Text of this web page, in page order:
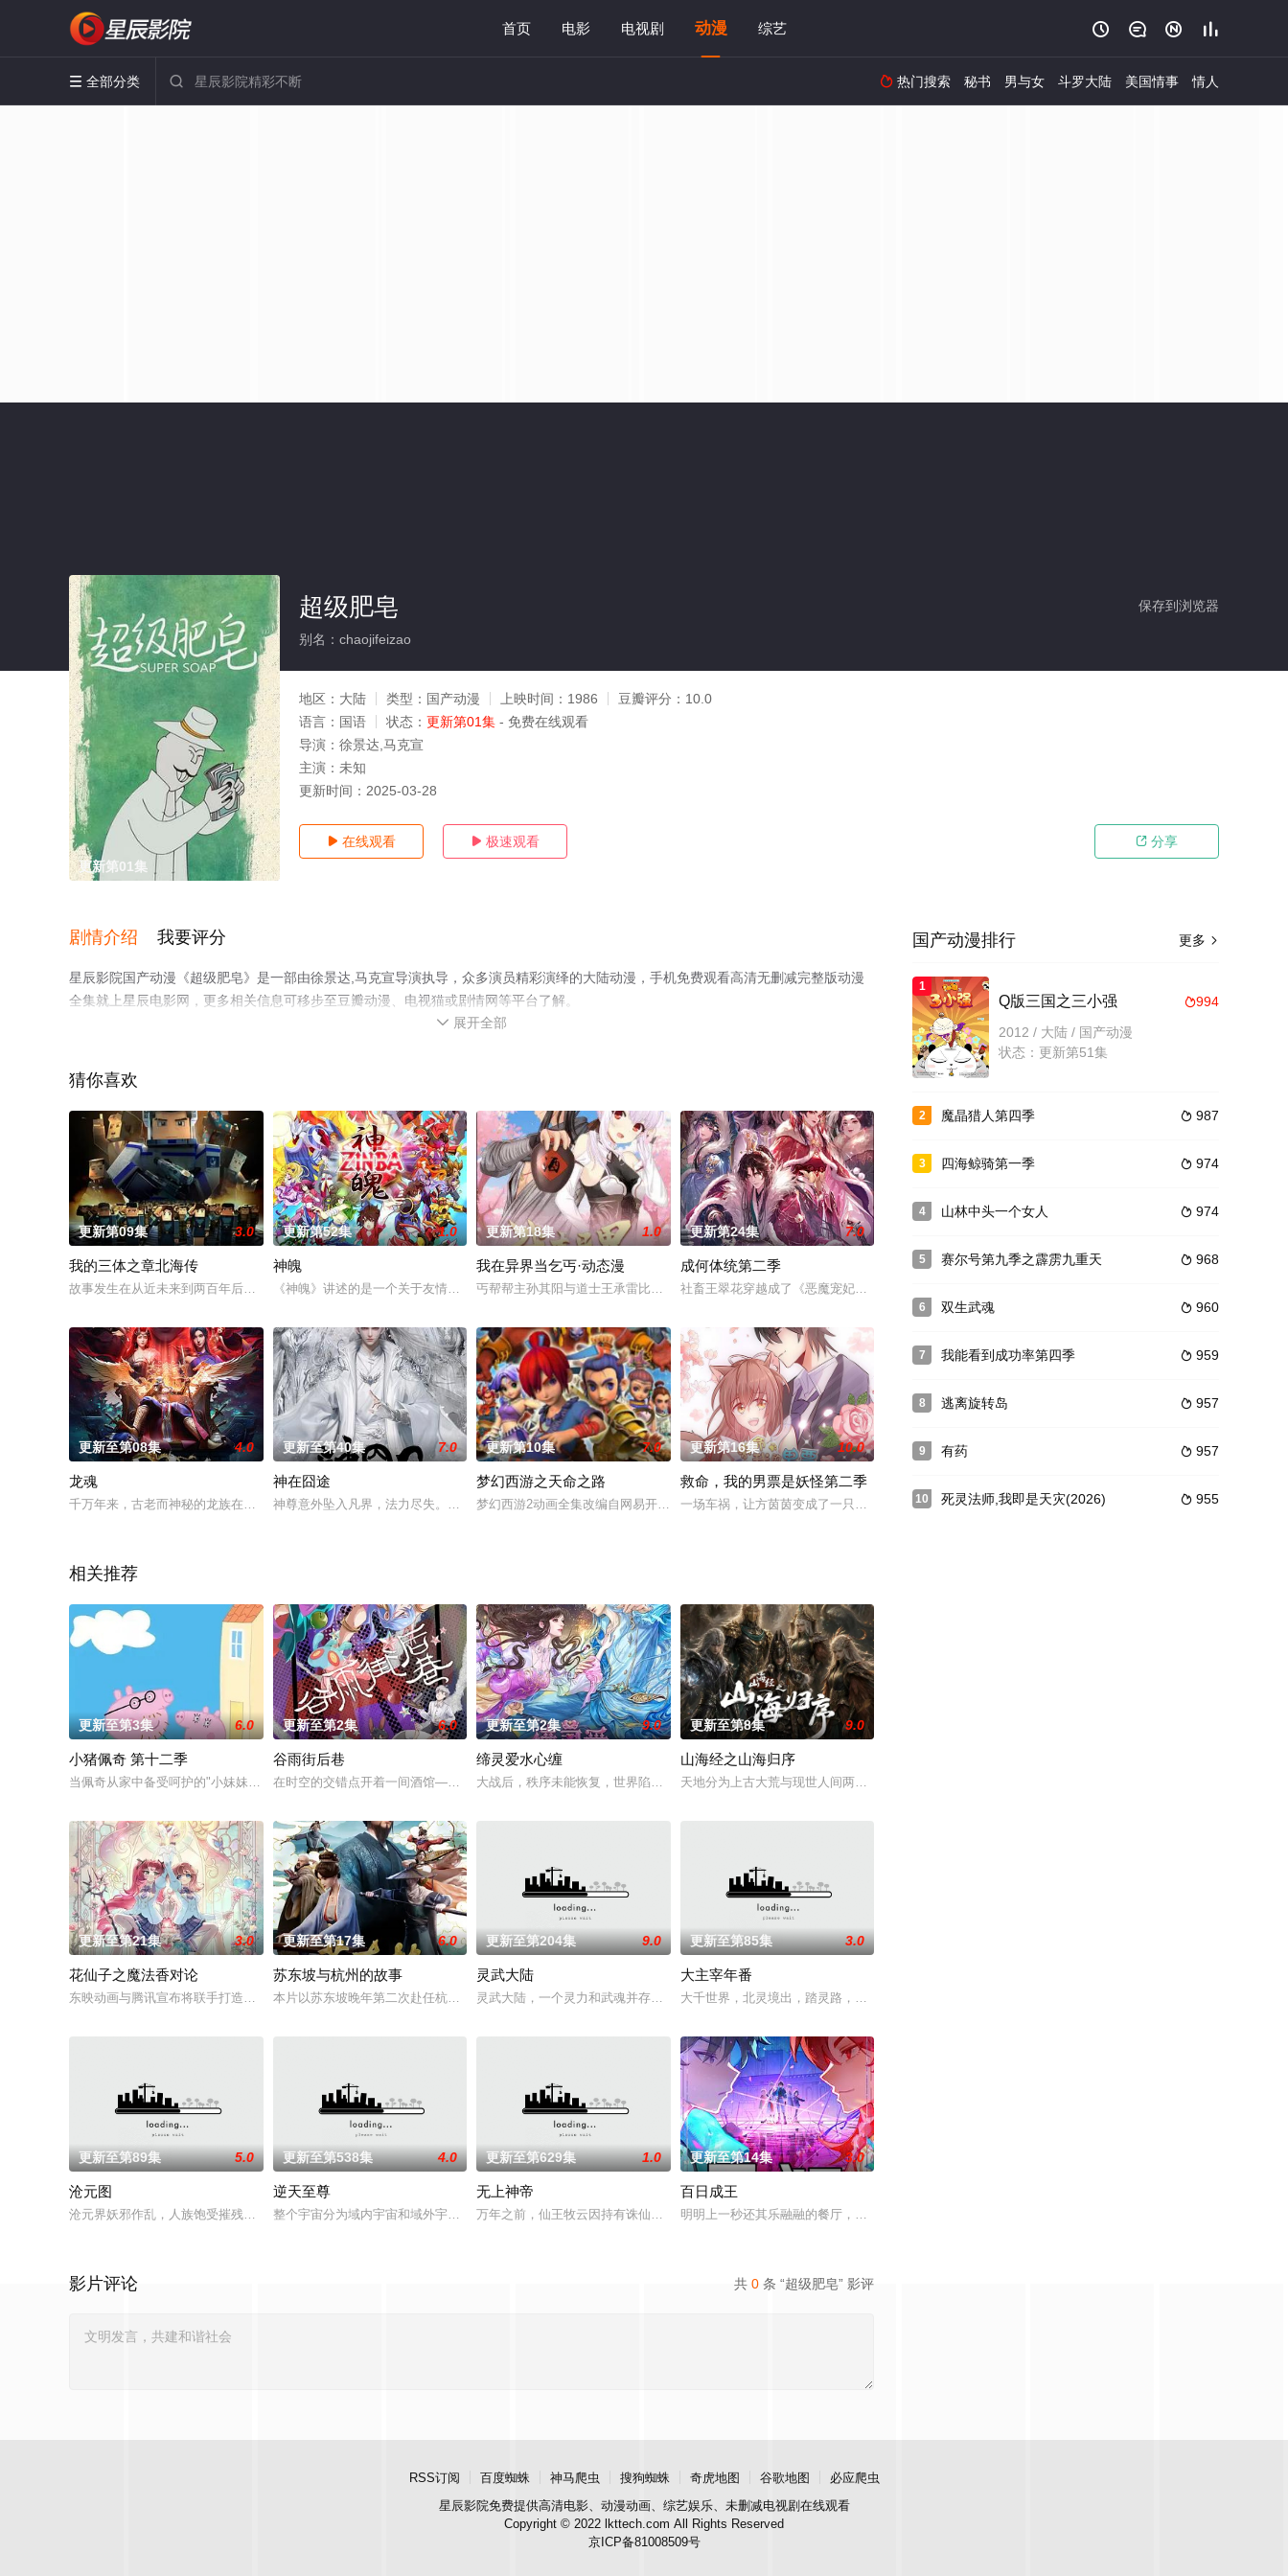
首页 电影 电视剧 动漫 综艺    
 全部分类   热门搜索 秘书 男与女 斗罗大陆 美国情事 情人
更新第01集
保存到浏览器
超级肥皂
别名：chaojifeizao
地区： 大陆 类型： 国产动漫 上映时间： 1986 豆瓣评分： 10.0
语言： 国语 状态： 更新第01集 - 免费在线观看
导演： 徐景达,马克宣
主演： 未知
更新时间： 2025-03-28
 在线观看  极速观看  分享
剧情介绍 我要评分
星辰影院国产动漫《超级肥皂》是一部由徐景达,马克宣导演执导，众多演员精彩演绎的大陆动漫，手机免费观看高清无删减完整版动漫
全集就上星辰电影网，更多相关信息可移步至豆瓣动漫、电视猫或剧情网等平台了解。
 展开全部
猜你喜欢
更新第09集 3.0
我的三体之章北海传
故事发生在从近未来到两百年后的历史跨度上，地球文明被三体用一种叫做智子的超级科技锁死，基础研究因而停滞不前。但
更新第52集 1.0
神魄
《神魄》讲述的是一个关于友情和勇气的故事。主人公天宇从现实世界被召唤到一个神奇的国度——托里亚国，成为可以和神
更新第18集 1.0
我在异界当乞丐·动态漫
丐帮帮主孙其阳与道士王承雷比试武功时发生了雪崩。为了好酒孙其阳掉下山崖，王承雷前来营救，两人都被不明生物缠住。
更新第24集 7.0
成何体统第二季
社畜王翠花穿越成了《恶魔宠妃》中的必死角色庾晚音，与同为现代人穿越的皇帝夏侯澹相认后，二人结盟，
更新至第08集 4.0
龙魂
千万年来，古老而神秘的龙族在中土大陆繁衍生息。然而，神界的光魂与暗魂之争，也将龙族牵连其中。龙族陷入残酷的内乱
更新至第40集 7.0
神在囧途
神尊意外坠入凡界，法力尽失。只因他破解飞升奥秘千年，不料第一步竟是化仙为凡，重头再来！神尊本想效仿其他修士，自
更新第10集 7.0
梦幻西游之天命之路
梦幻西游2动画全集改编自网易开发运营的网游《梦幻西游2》。梦幻西游2游戏以著名的章回小说《西游记》故事为背景，
更新第16集 10.0
救命，我的男票是妖怪第二季
一场车祸，让方茵茵变成了一只猫。不仅要做三只小猫的全职奶妈，还要应付绒毛控总裁的二十四小时不间断
相关推荐
更新至第3集 6.0
小猪佩奇 第十二季
当佩奇从家中备受呵护的"小妹妹"一跃成为肩负责任的"大姐姐"，而乔治从
更新至第2集 6.0
谷雨街后巷
在时空的交错点开着一间酒馆——谷雨街后巷。 无论城市的角落，还是繁星坠落的荒漠， 穿过现实的迷宫，欢迎光临“谷
更新至第2集 9.0
缔灵爱水心缠
大战后，秩序未能恢复，世界陷入混乱。混沌从深渊崛起，黑暗如潮水般吞噬大地……缔默完成了命运的蜕变——她不再是被
更新至第8集 9.0
山海经之山海归序
天地分为上古大荒与现世人间两界，由太极壁垒相隔，域外虚无异境滋生侵蚀神魂、扰乱秩序的暗紫色暗力；
更新至第21集 3.0
花仙子之魔法香对论
东映动画与腾讯宣布将联手打造『花仙子』全新动画 新作将继承经典、结合潮流、呈现崭新的花仙子世界。
更新至第17集 6.0
苏东坡与杭州的故事
本片以苏东坡晚年第二次赴任杭州，与老友佛印（一心想将苏东坡渡入佛门）、辽国女粉丝耶律云（原型为高丽使者之子金富
更新至第204集 9.0
灵武大陆
灵武大陆，一个灵力和武魂并存的世界，灵修一念动山河，武者徒手撕天地。星辰镇昔日天才辰天，十岁后武魂沉寂、灵海枯
更新至第85集 3.0
大主宰年番
大千世界，北灵境出，踏灵路，伐罗天，剑斩诛邪永定乾坤，万道争锋吾为主率! 天蚕土豆内容监制，爱奇艺
更新至第89集 5.0
沧元图
沧元界妖邪作乱，人族饱受摧残，主角孟川自小立下为母复仇的誓言，以镜湖道院为起点，凭借坚毅无畏的心志与利落果决的
更新至第538集 4.0
逆天至尊
整个宇宙分为域内宇宙和域外宇宙，两个宇宙彼此为敌，域外宇宙由天魔统治，域内宇宙分为神界，仙界，凡间。在宇宙中，
更新至第629集 1.0
无上神帝
万年之前，仙王牧云因持有诛仙图而遭人暗算，残魂沉睡万年之后，在天运大陆南云帝国有名的废物牧云身上觉醒。牧云初醒
更新至第14集 3.0
百日成王
明明上一秒还其乐融融的餐厅，下一秒竟然血流成河……明明是爱民如子的君王下一秒竟然变成嗜血凶兽……“
共 0 条 “超级肥皂” 影评
影片评论
更多 
国产动漫排行
1
994
Q版三国之三小强
2012 / 大陆 / 国产动漫
状态：更新第51集
2  987
魔晶猎人第四季
3  974
四海鲸骑第一季
4  974
山林中头一个女人
5  968
赛尔号第九季之霹雳九重天
6  960
双生武魂
7  959
我能看到成功率第四季
8  957
逃离旋转岛
9  957
有药
10  955
死灵法师,我即是天灾(2026)
RSS订阅 百度蜘蛛 神马爬虫 搜狗蜘蛛 奇虎地图 谷歌地图
必应爬虫
星辰影院免费提供高清电影、动漫动画、综艺娱乐、未删减电视剧在线观看
Copyright © 2022 lkttech.com All Rights Reserved
京ICP备81008509号